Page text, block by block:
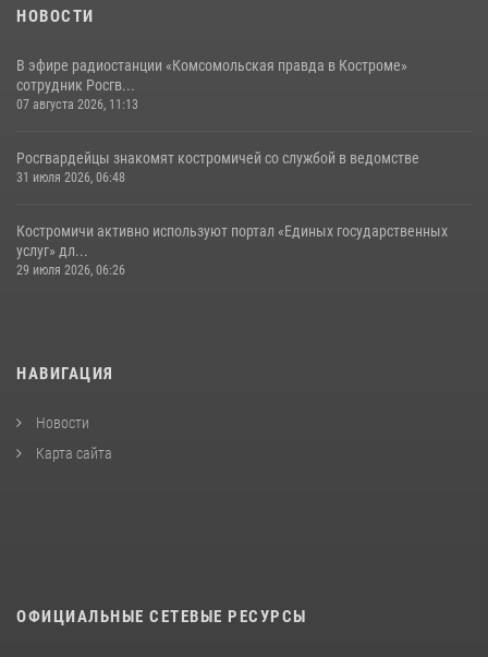
НОВОСТИ
В эфире радиостанции «Комсомольская правда в Костроме»
сотрудник Росгв...
07 августа 2026, 11:13
Росгвардейцы знакомят костромичей со службой в ведомстве
31 июля 2026, 06:48
Костромичи активно используют портал «Единых государственных
услуг» дл...
29 июля 2026, 06:26
НАВИГАЦИЯ
Новости
Карта сайта
ОФИЦИАЛЬНЫЕ СЕТЕВЫЕ РЕСУРСЫ